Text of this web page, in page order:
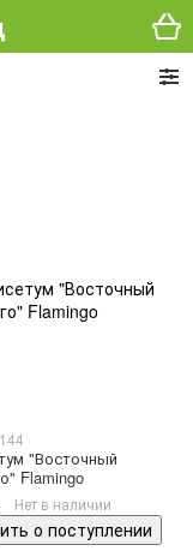
"Восточный
Flamingo
Нет в наличии
о поступлении